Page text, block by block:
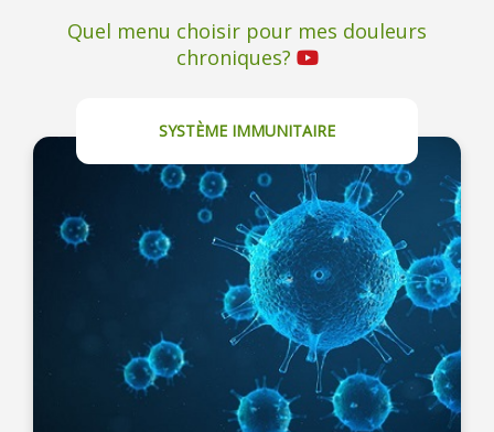
Quel menu choisir pour mes douleurs
chroniques?
SYSTÈME IMMUNITAIRE